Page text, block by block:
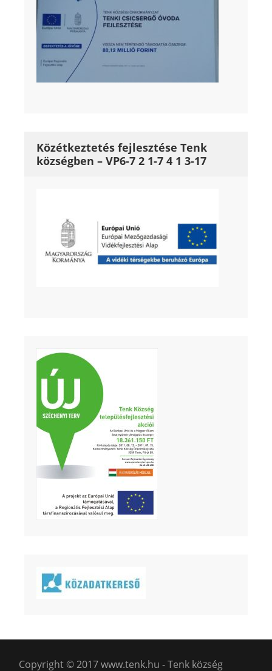
Közétkeztetés fejlesztése Tenk
községben – VP6-7 2 1-7 4 1 3-17
Copyright © 2017 www.tenk.hu - Tenk község